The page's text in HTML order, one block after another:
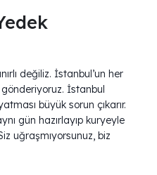
değiliz. İstanbul’un her
İstanbul
büyük sorun çıkarır.
gün hazırlayıp kuryeyle
uğraşmıyorsunuz, biz